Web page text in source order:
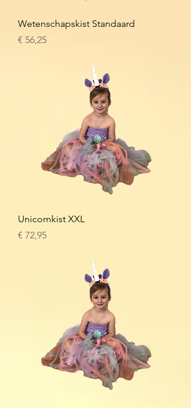
Wetenschapskist Standaard
Prijs
€ 56,25
Unicornkist XXL
Prijs
€ 72,95